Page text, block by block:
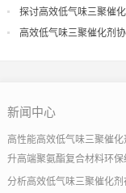
探讨高效低气味三聚催
果
高效低气味三聚催化剂
新闻中心
高性能高效低气味三聚催化
升高端聚氨酯复合材料环保
分析高效低气味三聚催化剂